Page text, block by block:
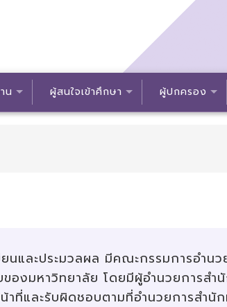
น ผู้สนใจเข้าศึกษา ผู้ปกครอง
นและประมวลผล มีคณะกรรมการอำน
งมหาวิทยาลัย โดยมีผู้อำนวยการสำ
ที่และรับผิดชอบตามที่อำนวยการสำนั